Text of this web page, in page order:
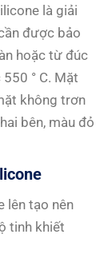
là giải
được bảo
hoặc từ đúc
° C. Mặt
không trơn
bên, màu đỏ
lên tạo nên
tinh khiết